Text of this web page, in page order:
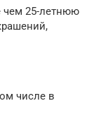
чем 25-летнюю
числе в